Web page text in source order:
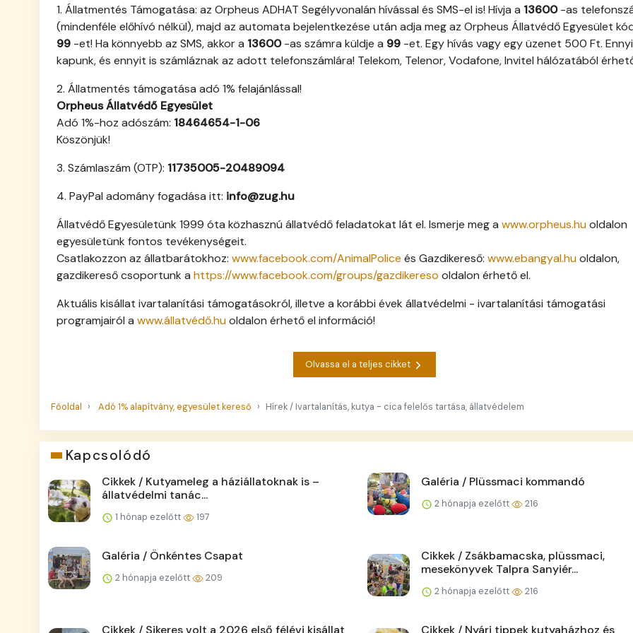
1. Állatmentés Támogatása: az Orpheus ADHAT Segélyvonalán hívással és SMS-el is! Hívja a 13600-as
(mindenféle előhívó nélkül), majd az automata bejelentkezése után adja meg az Orpheus Állatvédő Egyesület
99 -et! Ha könnyebb az SMS, akkor a 13600-as számra küldje a 99 -et. Egy hívás vagy egy üzenet 500 Ft.
kapunk, és ennyit is számláznak az adott telefonszámlára! Telekom, Telenor, Vodafone, Invitel hálózatából
2. Állatmentés támogatása adó 1% felajánlással!
Orpheus Állatvédő Egyesület
Adó 1%-hoz adószám: 18464654-1-06
Köszönjük!
3. Számlaszám (OTP): 11735005-20489094
4. PayPal adomány fogadása itt: info@zug.hu
Állatvédő Egyesületünk 1999 óta közhasznú állatvédő feladatokat lát el. Ismerje meg a www.orpheus.huoldalon
egyesületünk fontos tevékenységeit.
Csatlakozzon az állatbarátokhoz: www.facebook.com/AnimalPolice és Gazdikereső: www.ebangyal.huoldalon,
gazdikereső csoportunk a https://www.facebook.com/groups/gazdikereso oldalon érhető el.
Aktuális kisállat ivartalanítási támogatásokról, illetve a korábbi évek állatvédelmi - ivartalanítási támogatási
programjairól a www.állatvédő.huoldalon érhető el információ!
Olvassa el a teljes cikket
Főoldal Adó 1% alapítvány, egyesület kereső Hírek / Ivartalanítás, kutya - cica felelős tartása, állatvédelem
Kapcsolódó
Cikkek / Kutyameleg a háziállatoknak is –
állatvédelmi tanác...
1 hónap ezelőtt 197
Galéria / Plüssmaci kommandó
2 hónapja ezelőtt 216
Galéria / Önkéntes Csapat
2 hónapja ezelőtt 209
Cikkek / Zsákbamacska, plüssmaci,
mesekönyvek Talpra Sanyiér...
2 hónapja ezelőtt 216
Cikkek / Sikeres volt a 2026 első félévi kisállat Cikkek / Nyári tippek kutyaházhoz és